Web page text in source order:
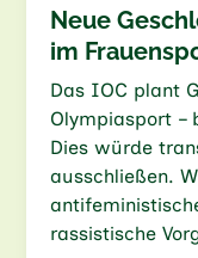
Neue
im
Das IOC plant
Olympiasport –
Dies würde
ausschließen.
rassistische